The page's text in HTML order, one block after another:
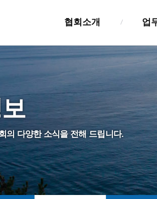
협회소개
설립목적및연혁
조직및기능
NDT진흥법
회원사 및 회훈
찾아오시는길
업
검사업
기술교
정보관
실태조
의 다양한 소식을 전해 드립니다.